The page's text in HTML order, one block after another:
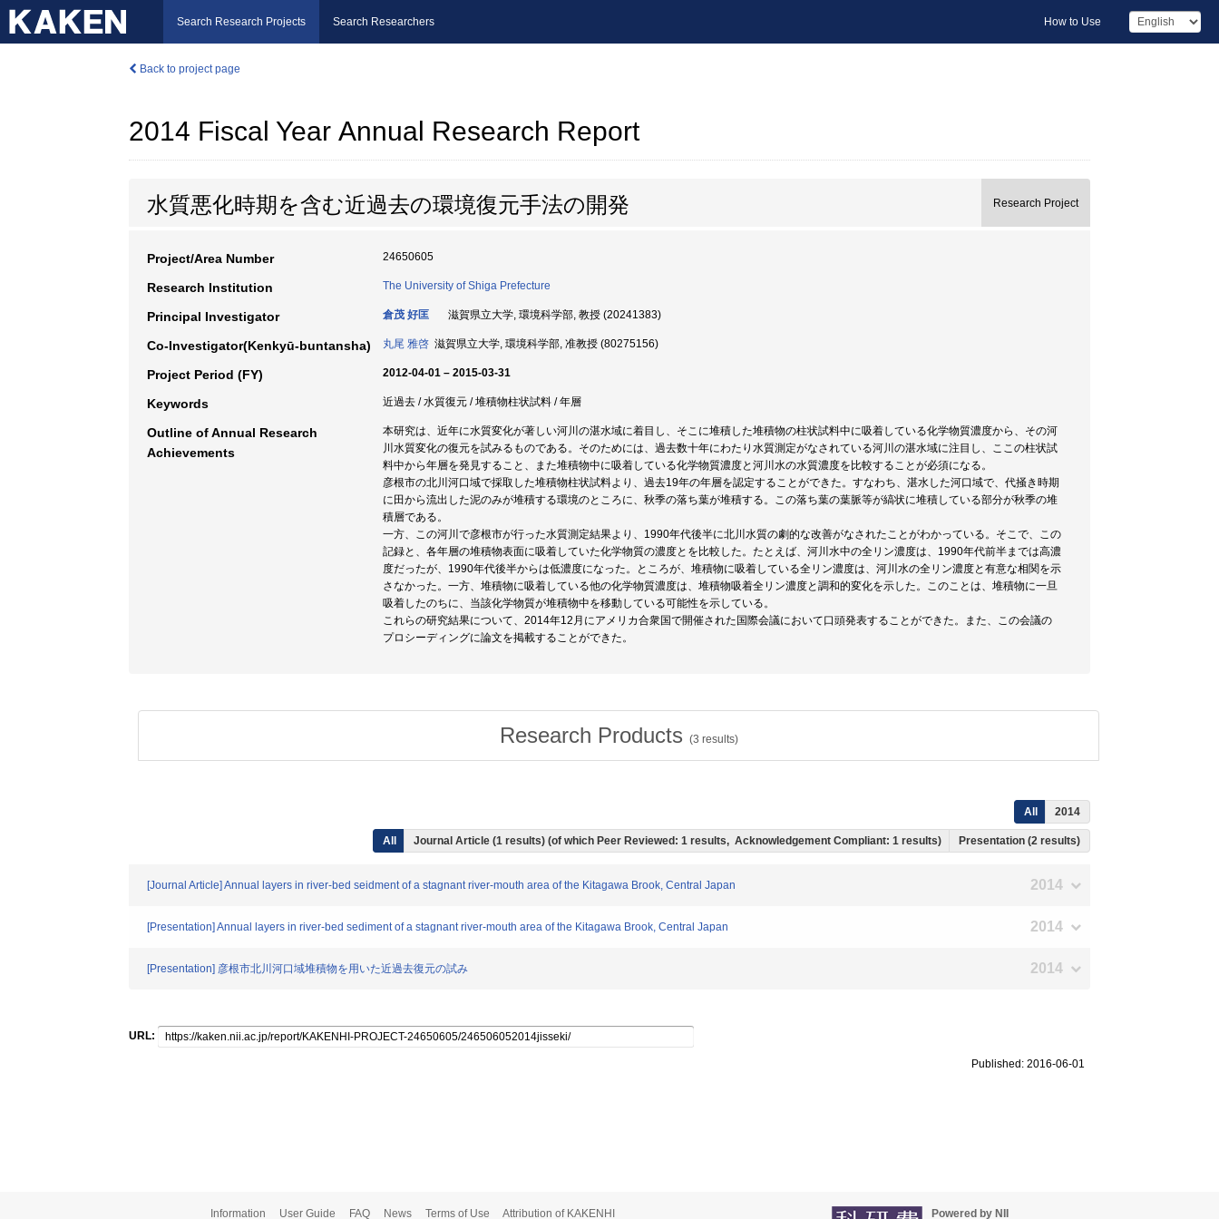
Search Research Projects Search Researchers How to Use
Back to project page
2014 Fiscal Year Annual Research Report
水質悪化時期を含む近過去の環境復元手法の開発 Research Project
Project/Area Number 24650605
Research Institution The University of Shiga Prefecture
Principal Investigator 倉茂 好匡 滋賀県立大学, 環境科学部, 教授 (20241383)
Co-Investigator(Kenkyū-buntansha) 丸尾 雅啓 滋賀県立大学, 環境科学部, 准教授 (80275156)
Project Period (FY) 2012-04-01 – 2015-03-31
Keywords 近過去 / 水質復元 / 堆積物柱状試料 / 年層
Outline of Annual Research
Achievements
本研究は、近年に水質変化が著しい河川の湛水域に着目し、そこに堆積した堆積物の柱状試料中に吸着している化学物質濃度から、その河
川水質変化の復元を試みるものである。そのためには、過去数十年にわたり水質測定がなされている河川の湛水域に注目し、ここの柱状試
料中から年層を発見すること、また堆積物中に吸着している化学物質濃度と河川水の水質濃度を比較することが必須になる。
彦根市の北川河口域で採取した堆積物柱状試料より、過去19年の年層を認定することができた。すなわち、湛水した河口域で、代掻き時期
に田から流出した泥のみが堆積する環境のところに、秋季の落ち葉が堆積する。この落ち葉の葉脈等が縞状に堆積している部分が秋季の堆
積層である。
一方、この河川で彦根市が行った水質測定結果より、1990年代後半に北川水質の劇的な改善がなされたことがわかっている。そこで、この
記録と、各年層の堆積物表面に吸着していた化学物質の濃度とを比較した。たとえば、河川水中の全リン濃度は、1990年代前半までは高濃
度だったが、1990年代後半からは低濃度になった。ところが、堆積物に吸着している全リン濃度は、河川水の全リン濃度と有意な相関を示
さなかった。一方、堆積物に吸着している他の化学物質濃度は、堆積物吸着全リン濃度と調和的変化を示した。このことは、堆積物に一旦
吸着したのちに、当該化学物質が堆積物中を移動している可能性を示している。
これらの研究結果について、2014年12月にアメリカ合衆国で開催された国際会議において口頭発表することができた。また、この会議の
プロシーディングに論文を掲載することができた。
Research Products (3 results)
All 2014
All Journal Article (1 results) (of which Peer Reviewed: 1 results, Acknowledgement Compliant: 1 results) Presentation (2 results)
[Journal Article] Annual layers in river-bed seidment of a stagnant river-mouth area of the Kitagawa Brook, Central Japan 2014
[Presentation] Annual layers in river-bed sediment of a stagnant river-mouth area of the Kitagawa Brook, Central Japan 2014
[Presentation] 彦根市北川河口域堆積物を用いた近過去復元の試み 2014
URL:
Published: 2016-06-01
Information User Guide FAQ News Terms of Use Attribution of KAKENHI Powered by NII